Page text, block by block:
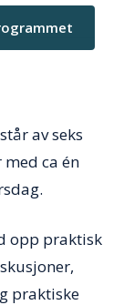
av seks
ca én
opp praktisk
praktiske